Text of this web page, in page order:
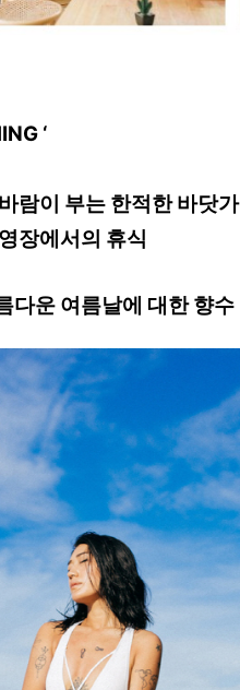
‘
람이 부는 한적한 바닷가
장에서의 휴식
다운 여름날에 대한 향수